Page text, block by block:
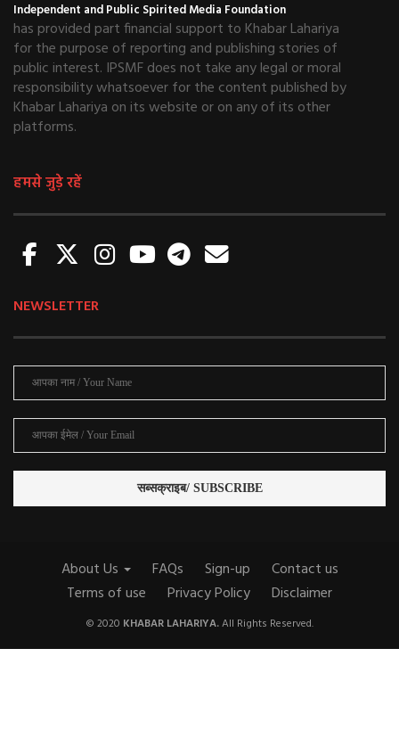
Independent and Public Spirited Media Foundation
has provided part financial support to Khabar Lahariya
for the purpose of reporting and publishing stories of
public interest. IPSMF does not take any legal or moral
responsibility whatsoever for the content published by
Khabar Lahariya on its website or on any of its other
platforms.
हमसे जुड़े रहें
NEWSLETTER
About Us FAQs Sign-up
Contact us
Terms of use
Privacy Policy Disclaimer
© 2020 KHABAR LAHARIYA.All Rights Reserved.